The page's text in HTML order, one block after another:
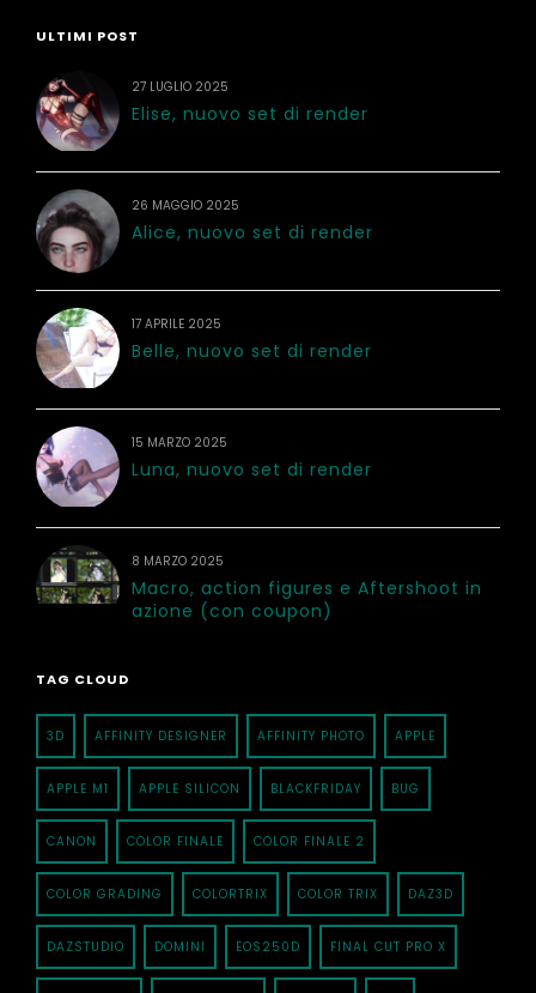
ULTIMI POST
27 LUGLIO 2025
Elise, nuovo set di render
26 MAGGIO 2025
Alice, nuovo set di render
17 APRILE 2025
Belle, nuovo set di render
15 MARZO 2025
Luna, nuovo set di render
8 MARZO 2025
Macro, action figures e Aftershoot in
azione (con coupon)
TAG CLOUD
3D AFFINITY DESIGNER AFFINITY PHOTO APPLE
APPLE M1 APPLE SILICON BLACKFRIDAY BUG
CANON COLOR FINALE COLOR FINALE 2
COLOR GRADING COLORTRIX COLOR TRIX DAZ3D
DAZSTUDIO DOMINI EOS250D FINAL CUT PRO X